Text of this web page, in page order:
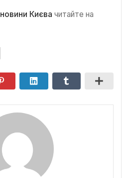
новини Києва читайте на